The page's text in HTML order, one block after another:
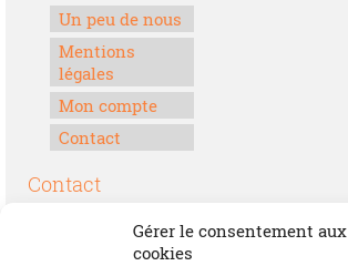
Gérer le consentement aux
cookies
Un peu de nous
Mentions
légales
Mon compte
Contact
Contact
Boulevard Félix Houphouët-Boigny